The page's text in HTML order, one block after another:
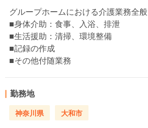
グループホームにおける介護業務全般
■身体介助：食事、入浴、排泄
■生活援助：清掃、環境整備
■記録の作成
■その他付随業務
勤務地
神奈川県 大和市